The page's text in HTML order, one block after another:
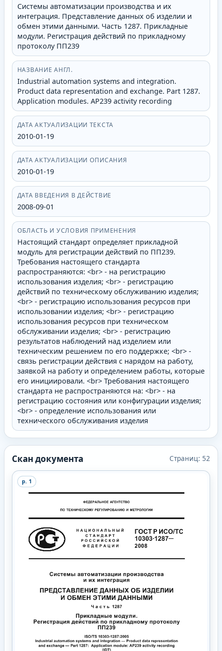
Системы автоматизации производства и их
интеграция. Представление данных об изделии и
обмен этими данными. Часть 1287. Прикладные
модули. Регистрация действий по прикладному
протоколу ПП239
НАЗВАНИЕ АНГЛ.
Industrial automation systems and integration.
Product data representation and exchange. Part 1287.
Application modules. AP239 activity recording
ДАТА АКТУАЛИЗАЦИИ ТЕКСТА
2010-01-19
ДАТА АКТУАЛИЗАЦИИ ОПИСАНИЯ
2010-01-19
ДАТА ВВЕДЕНИЯ В ДЕЙСТВИЕ
2008-09-01
ОБЛАСТЬ И УСЛОВИЯ ПРИМЕНЕНИЯ
Настоящий стандарт определяет прикладной
модуль для регистрации действий по ПП239.
Требования настоящего стандарта
распространяются: <br> - на регистрацию
использования изделия; <br> - регистрацию
действий по техническому обслуживанию изделия;
<br> - регистрацию использования ресурсов при
использовании изделия; <br> - регистрацию
использования ресурсов при техническом
обслуживании изделия; <br> - регистрацию
результатов наблюдений над изделием или
техническим решением по его поддержке; <br> -
связь регистрации действия с нарядом на работу,
заявкой на работу и определением работы, которые
его инициировали. <br> Требования настоящего
стандарта не распространяются на: <br> - на
регистрацию состояния или конфигурации изделия;
<br> - определение использования или
технического обслуживания изделия
Скан документа Страниц: 52
p. 1